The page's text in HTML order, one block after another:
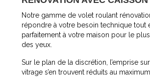
Notre gamme de volet roulant
répondre à votre besoin technique tout
parfaitement à votre maison pour le
des yeux.
Sur le plan de la discrétion, l’emprise
vitrage s’en trouvent réduits au